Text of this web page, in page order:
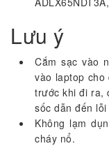
Lưu ý
Cắm sạc vào
vào laptop
trước khi đi ra,
sốc dẫn đến
Không lạm
cháy nổ.